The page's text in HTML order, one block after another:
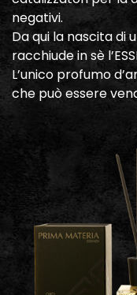
negativi.
Da qui la nascita di
racchiude in sè
L’unico profumo
che può essere